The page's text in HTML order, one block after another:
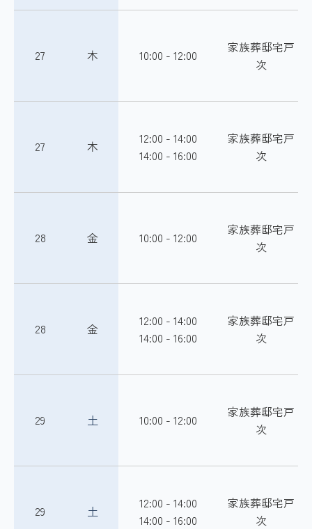
27 木 10:00 - 12:00
家族葬邸宅戸
次
27 木
12:00 - 14:00
14:00 - 16:00
家族葬邸宅戸
次
28 金 10:00 - 12:00
家族葬邸宅戸
次
28 金
12:00 - 14:00
14:00 - 16:00
家族葬邸宅戸
次
29 土 10:00 - 12:00
家族葬邸宅戸
次
29 土
12:00 - 14:00
14:00 - 16:00
家族葬邸宅戸
次